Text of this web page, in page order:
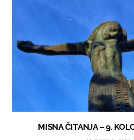
MISNA ČITANJA – 9.